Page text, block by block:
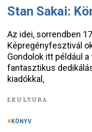
Stan Sakai:
Az idei, sorrendben
Képregényfesztivál
Gondolok itt például
fantasztikus
kiadókkal,
EKULTURA
KÖNYV